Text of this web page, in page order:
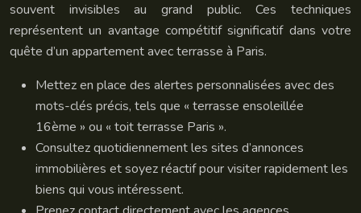
souvent invisibles au grand public. Ces techniques
représentent un avantage compétitif significatif dans votre
quête d’un appartement avec terrasse à Paris.
Mettez en place des alertes personnalisées avec des
mots-clés précis, tels que « terrasse ensoleillée
16ème » ou « toit terrasse Paris ».
Consultez quotidiennement les sites d’annonces
immobilières et soyez réactif pour visiter rapidement les
biens qui vous intéressent.